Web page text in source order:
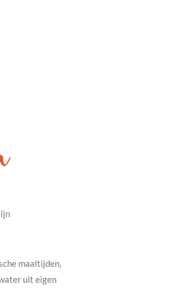
maaltijden,
uit eigen